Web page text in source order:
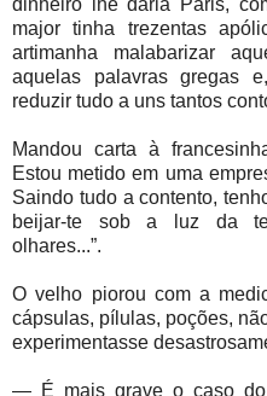
dinheiro lhe daria Paris,
major tinha trezentas
artimanha malabarizar
aquelas palavras gregas
reduzir tudo a uns tantos
Mandou carta à
Estou metido em uma
Saindo tudo a contento,
beijar-te sob a luz da
olhares...”.
O velho piorou com a
cápsulas, pílulas, poções,
experimentasse
— É mais grave o caso